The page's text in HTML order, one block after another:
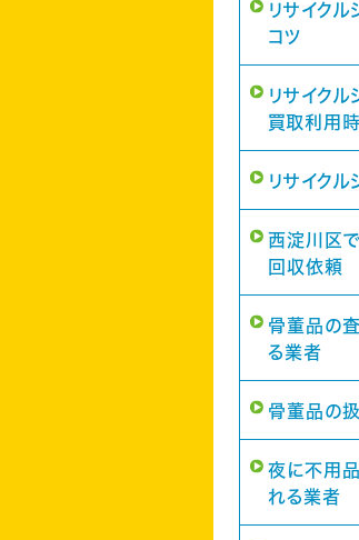
リサイクル
コツ
リサイクル
買取利用
リサイクル
西淀川区
回収依頼
骨董品の
る業者
骨董品の
夜に不用
れる業者